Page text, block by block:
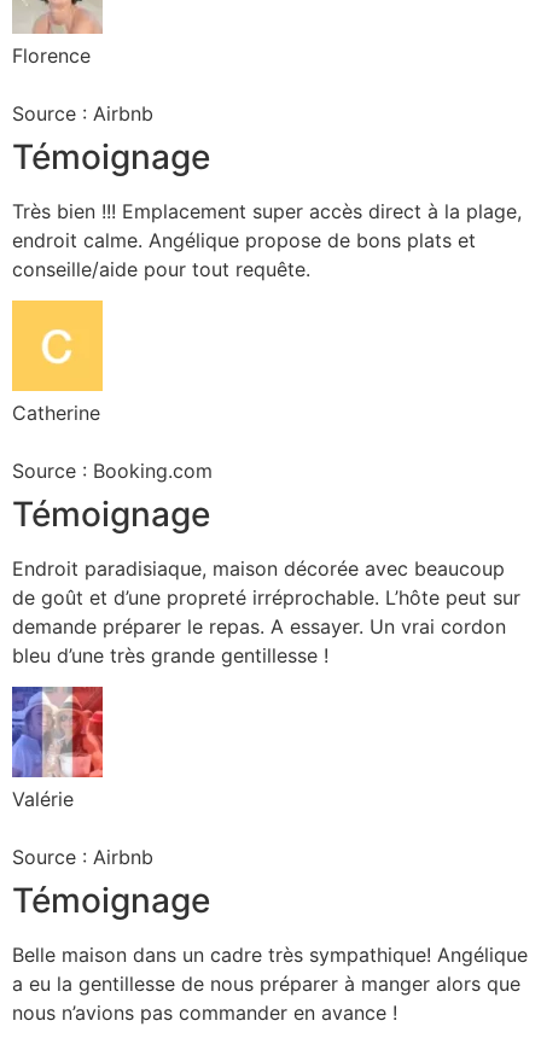
Florence
Source : Airbnb
Témoignage
Très bien !!! Emplacement super accès direct à la plage,
endroit calme. Angélique propose de bons plats et
conseille/aide pour tout requête.
Catherine
Source : Booking.com
Témoignage
Endroit paradisiaque, maison décorée avec beaucoup
de goût et d’une propreté irréprochable. L’hôte peut sur
demande préparer le repas. A essayer. Un vrai cordon
bleu d’une très grande gentillesse !
Valérie
Source : Airbnb
Témoignage
Belle maison dans un cadre très sympathique! Angélique
a eu la gentillesse de nous préparer à manger alors que
nous n’avions pas commander en avance !